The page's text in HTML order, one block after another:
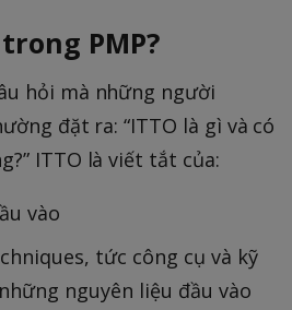
PMP?
hỏi mà những người
đặt ra: “ITTO là gì và có
ITTO là viết tắt của:
vào
tức công cụ và kỹ
nguyên liệu đầu vào